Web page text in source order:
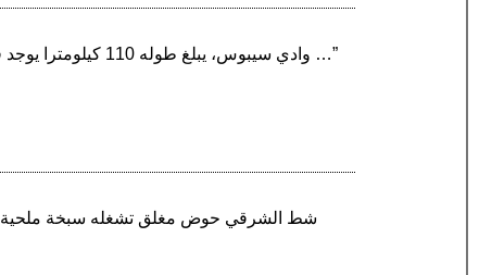
“وادي سيبوس، يبلغ طوله 110 كيلومترا يوجد في الشّمال الشّرقي وبالضبط في بلدية مجاز عمار بولاية قالمة وينشأ من التقاء وادي الشارف القادم من قصر …”